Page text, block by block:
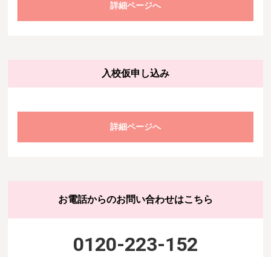
詳細ページへ
入校仮申し込み
詳細ページへ
お電話からのお問い合わせはこちら
0120-223-152